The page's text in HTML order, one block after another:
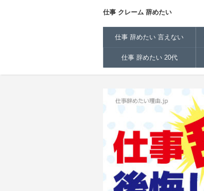
仕事 クレーム 辞めたい
仕事 辞めたい 言えない
仕事 辞めたい 20代